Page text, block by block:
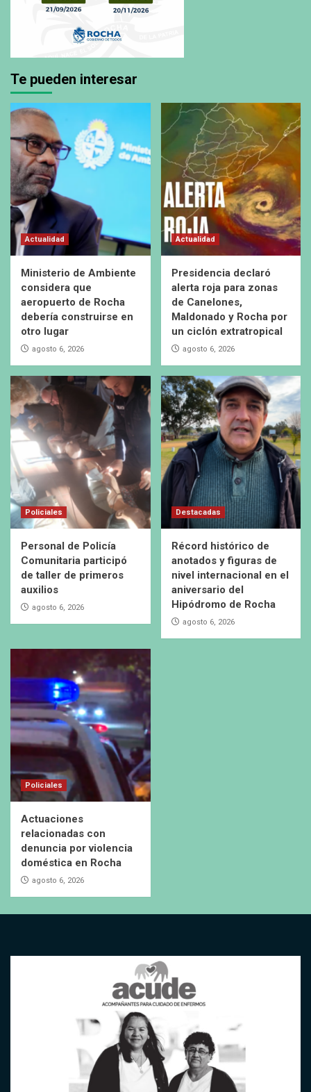
Te pueden interesar
Actualidad
Ministerio de Ambiente
considera que
aeropuerto de Rocha
debería construirse en
otro lugar
agosto 6, 2026
Actualidad
Presidencia declaró
alerta roja para zonas
de Canelones,
Maldonado y Rocha por
un ciclón extratropical
agosto 6, 2026
Policiales
Personal de Policía
Comunitaria participó
de taller de primeros
auxilios
agosto 6, 2026
Destacadas
Récord histórico de
anotados y figuras de
nivel internacional en el
aniversario del
Hipódromo de Rocha
agosto 6, 2026
Policiales
Actuaciones
relacionadas con
denuncia por violencia
doméstica en Rocha
agosto 6, 2026